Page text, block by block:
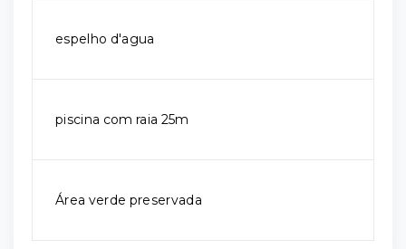
espelho d'agua
piscina com raia 25m
Área verde preservada